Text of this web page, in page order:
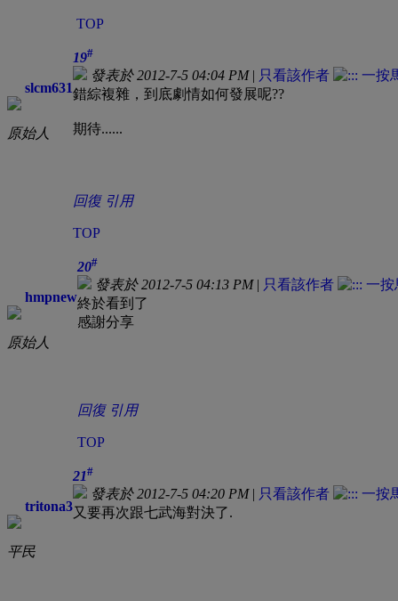
TOP
slcm631
原始人
19#
發表於 2012-7-5 04:04 PM| 只看該作者
錯綜複雜，到底劇情如何發展呢??
期待......
回復 引用
TOP
hmpnew
原始人
20#
發表於 2012-7-5 04:13 PM| 只看該作者
終於看到了
感謝分享
回復 引用
TOP
tritona3
平民
21#
發表於 2012-7-5 04:20 PM| 只看該作者
又要再次跟七武海對決了.